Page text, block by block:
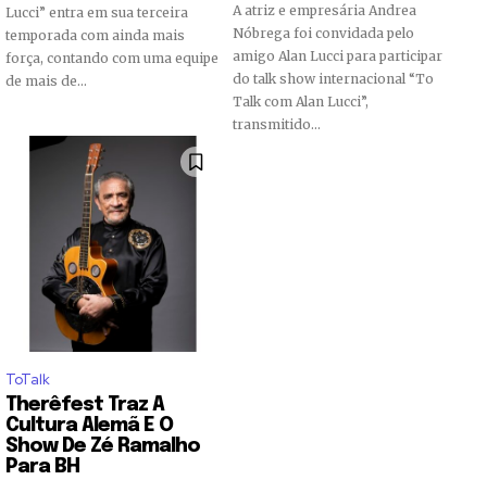
Lucci” entra em sua terceira
temporada com ainda mais
força, contando com uma equipe
de mais de...
A atriz e empresária Andrea
Nóbrega foi convidada pelo
amigo Alan Lucci para participar
do talk show internacional “To
Talk com Alan Lucci”,
transmitido...
ToTalk
Therêfest Traz A
Cultura Alemã E O
Show De Zé Ramalho
Para BH